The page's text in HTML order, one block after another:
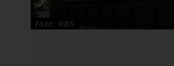
Foto: NBS